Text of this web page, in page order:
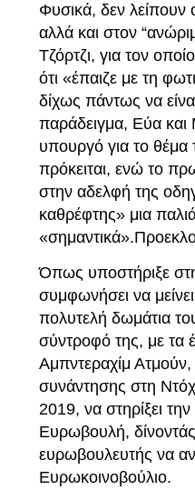
Φυσικά, δεν λείπουν
αλλά και στον
Τζόρτζι, για τον
ότι «έπαιζε με τη
δίχως πάντως να
παράδειγμα, Εύα και
υπουργό για το θέμα
πρόκειται, ενώ το
στην αδελφή της
καθρέφτης» μια
Όπως υποστήριξε
συμφωνήσει να
πολυτελή δωμάτια
σύντροφό της, με τα
Αμπντεραχίμ
συνάντησης στη
2019, να στηρίξει
Ευρωβουλή,
ευρωβουλευτής να
Ευρωκοινοβούλιο.